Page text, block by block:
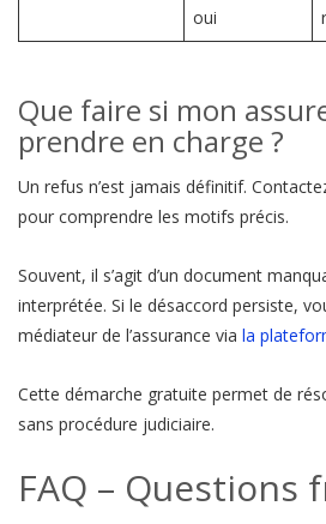
oui
Que faire si mon
prendre en charge ?
Un refus n’est jamais définitif.
pour comprendre les motifs précis.
Souvent, il s’agit d’un document
interprétée. Si le désaccord persiste,
médiateur de l’assurance via la
Cette démarche gratuite permet de
sans procédure judiciaire.
FAQ – Questions